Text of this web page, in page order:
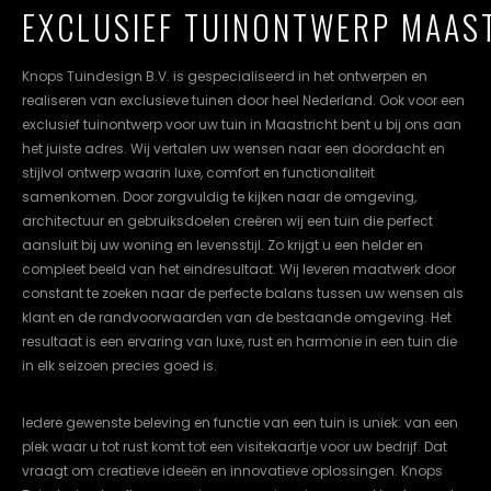
NL EN DE
EXCLUSIEF TUINONTWERP
Knops Tuindesign B.V. is gespecialiseerd in het ontwerpen en
realiseren van exclusieve tuinen door heel Nederland. Ook voor een
exclusief tuinontwerp voor uw tuin in Maastricht bent u bij ons aan
het juiste adres. Wij vertalen uw wensen naar een doordacht en
stijlvol ontwerp waarin luxe, comfort en functionaliteit
samenkomen. Door zorgvuldig te kijken naar de omgeving,
architectuur en gebruiksdoelen creëren wij een tuin die perfect
aansluit bij uw woning en levensstijl. Zo krijgt u een helder en
compleet beeld van het eindresultaat. Wij leveren maatwerk door
constant te zoeken naar de perfecte balans tussen uw wensen als
klant en de randvoorwaarden van de bestaande omgeving. Het
resultaat is een ervaring van luxe, rust en harmonie in een tuin die
in elk seizoen precies goed is.
Iedere gewenste beleving en functie van een tuin is uniek: van een
plek waar u tot rust komt tot een visitekaartje voor uw bedrijf. Dat
vraagt om creatieve ideeën en innovatieve oplossingen. Knops
cookievoorkeuren
instellen.
COOKIE-
INSTELLINGEN
ALLES
AFWIJZEN
ALLE
COOKIES
ACCEPTEREN